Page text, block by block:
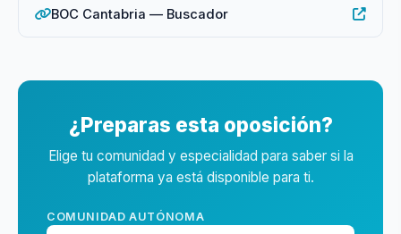
BOC Cantabria — Buscador
¿Preparas esta oposición?
Elige tu comunidad y especialidad para saber si la
plataforma ya está disponible para ti.
COMUNIDAD AUTÓNOMA